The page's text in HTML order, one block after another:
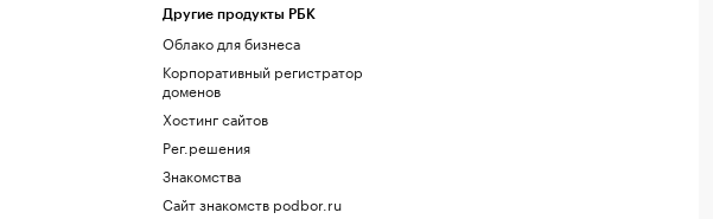
Другие продукты РБК
Облако для бизнеса
Корпоративный регистратор
доменов
Хостинг сайтов
Рег.решения
Знакомства
Сайт знакомств podbor.ru